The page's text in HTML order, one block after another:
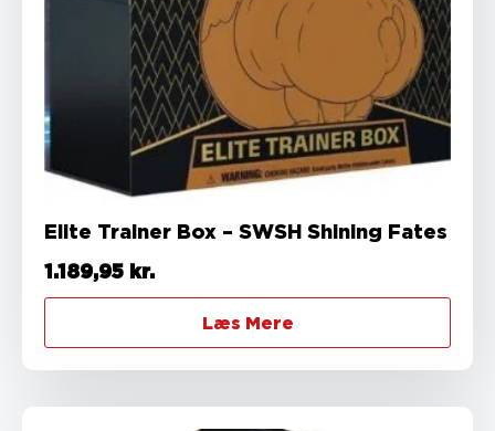
Elite Trainer Box – SWSH Shining Fates
1.189,95 kr.
Læs Mere